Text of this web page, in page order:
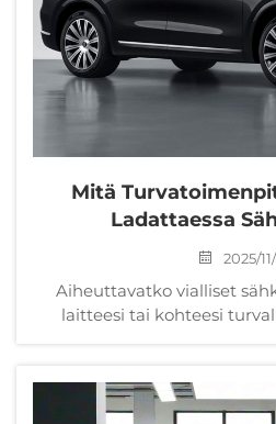
Mitä
Ladattaessa
2025/
Aiheuttavatko vialliset
laitteesi tai kohteesi
vaatimisesta OEM-
jotka vähentävät paloriskiä